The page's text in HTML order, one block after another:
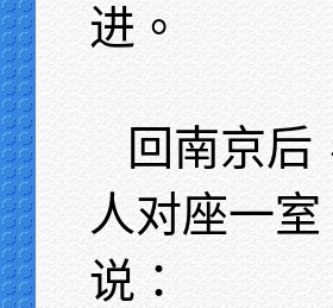
进。
回南京后
人对座一
说：